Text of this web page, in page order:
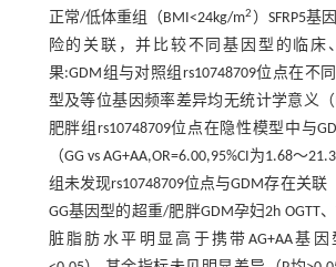
正常/低体重组（BMI<24kg/m2 ）SFRP5基
险的关联，并比较不同基因型的临床
果:GDM组与对照组rs10748709位点在不
型及等位基因频率差异均无统计学意义
肥胖组rs10748709位点在隐性模型中与
（GG vs AG+AA,OR=6.00,95%CI为1.68～
组未发现rs10748709位点与GDM存在关联
GG基因型的超重/肥胖GDM孕妇2h OGTT
脏脂肪水平明显高于携带AG+AA基